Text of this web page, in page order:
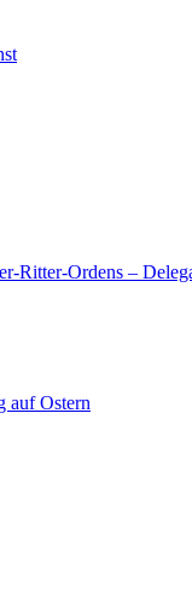
Ritter-Ordens –
auf Ostern